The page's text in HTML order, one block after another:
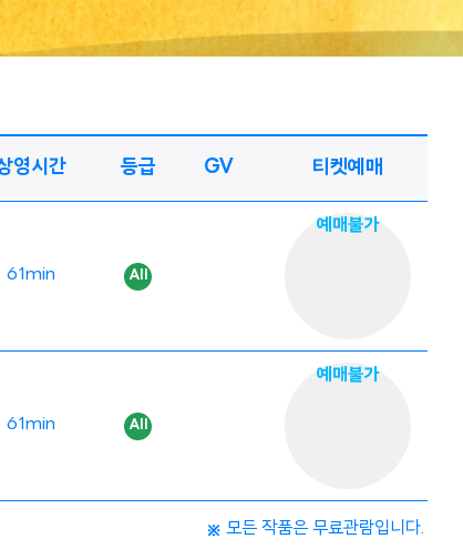
영시간 등급 GV 티켓예매
61min
예매불가
61min
예매불가
모든 작품은 무료관람입니다.